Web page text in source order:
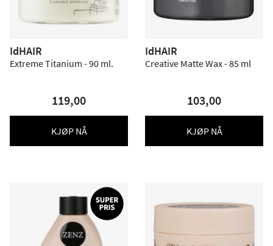
IdHAIR
Extreme Titanium - 90 ml.
119,00
KJØP NÅ
IdHAIR
Creative Matte Wax - 85 ml
103,00
KJØP NÅ